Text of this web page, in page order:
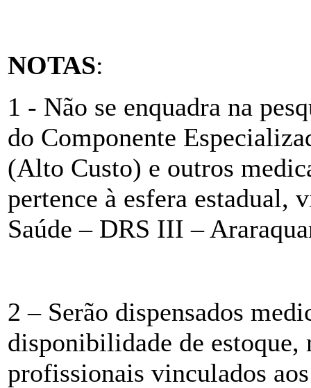
NOTAS:
1 - Não se enquadra na
do Componente
(Alto Custo) e outros
pertence à esfera estadual,
Saúde – DRS III –
2 – Serão dispensados
disponibilidade de
profissionais vinculados